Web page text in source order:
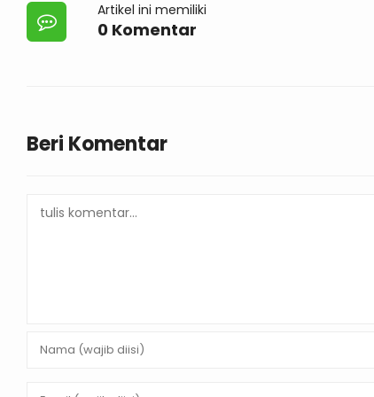
Artikel ini memiliki
0 Komentar
Beri Komentar